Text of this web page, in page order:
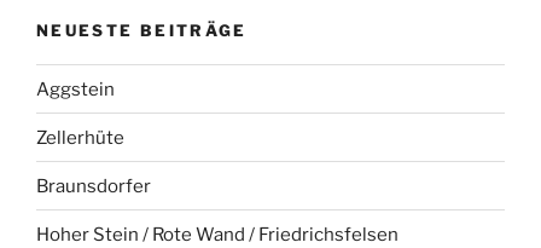
NEUESTE BEITRÄGE
Aggstein
Zellerhüte
Braunsdorfer
Hoher Stein / Rote Wand / Friedrichsfelsen